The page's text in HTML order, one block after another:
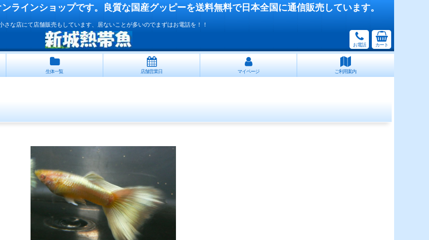
ラインショップです。良質な国産グッピーを送料無料で日本全国に通信販売しています。
さな店にて店舗販売もしています、居ないことが多いのでまずはお電話を！！
お電話 カート
生体一覧 店舗営業日 マイページ ご利用案内